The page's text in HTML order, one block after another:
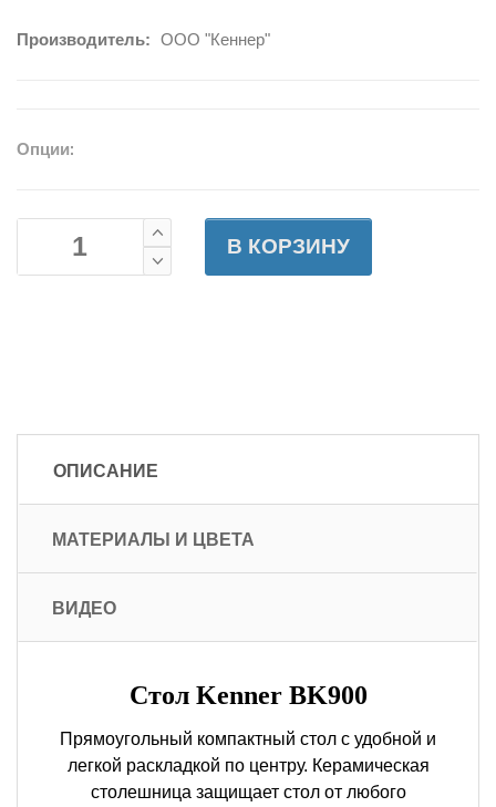
Производитель: ООО "Кеннер"
Опции:
В КОРЗИНУ
ОПИСАНИЕ
МАТЕРИАЛЫ И ЦВЕТА
ВИДЕО
Стол Kenner BK900
Прямоугольный компактный стол c удобной и
легкой раскладкой по центру. Керамическая
столешница защищает стол от любого